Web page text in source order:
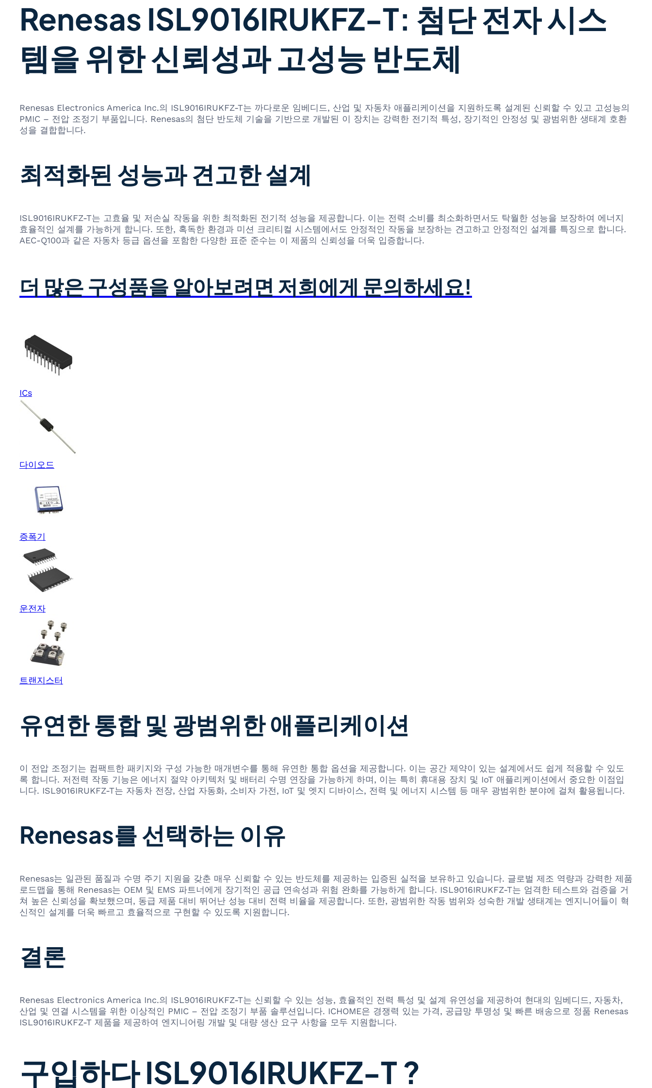
Renesas ISL9016IRUKFZ-T: 첨단 전자 시스
템을 위한 신뢰성과 고성능 반도체
Renesas Electronics America Inc.의 ISL9016IRUKFZ-T는 까다로운 임베디드, 산업 및 자동차 애플리케이션을 지원하도록 설계된 신뢰할 수 있고 고성능의
PMIC – 전압 조정기 부품입니다. Renesas의 첨단 반도체 기술을 기반으로 개발된 이 장치는 강력한 전기적 특성, 장기적인 안정성 및 광범위한 생태계 호환
성을 결합합니다.
최적화된 성능과 견고한 설계
ISL9016IRUKFZ-T는 고효율 및 저손실 작동을 위한 최적화된 전기적 성능을 제공합니다. 이는 전력 소비를 최소화하면서도 탁월한 성능을 보장하여 에너지
효율적인 설계를 가능하게 합니다. 또한, 혹독한 환경과 미션 크리티컬 시스템에서도 안정적인 작동을 보장하는 견고하고 안정적인 설계를 특징으로 합니다.
AEC-Q100과 같은 자동차 등급 옵션을 포함한 다양한 표준 준수는 이 제품의 신뢰성을 더욱 입증합니다.
더 많은 구성품을 알아보려면 저희에게 문의하세요!
ICs
다이오드
증폭기
운전자
트랜지스터
유연한 통합 및 광범위한 애플리케이션
이 전압 조정기는 컴팩트한 패키지와 구성 가능한 매개변수를 통해 유연한 통합 옵션을 제공합니다. 이는 공간 제약이 있는 설계에서도 쉽게 적용할 수 있도
록 합니다. 저전력 작동 기능은 에너지 절약 아키텍처 및 배터리 수명 연장을 가능하게 하며, 이는 특히 휴대용 장치 및 IoT 애플리케이션에서 중요한 이점입
니다. ISL9016IRUKFZ-T는 자동차 전장, 산업 자동화, 소비자 가전, IoT 및 엣지 디바이스, 전력 및 에너지 시스템 등 매우 광범위한 분야에 걸쳐 활용됩니다.
Renesas를 선택하는 이유
Renesas는 일관된 품질과 수명 주기 지원을 갖춘 매우 신뢰할 수 있는 반도체를 제공하는 입증된 실적을 보유하고 있습니다. 글로벌 제조 역량과 강력한 제품
로드맵을 통해 Renesas는 OEM 및 EMS 파트너에게 장기적인 공급 연속성과 위험 완화를 가능하게 합니다. ISL9016IRUKFZ-T는 엄격한 테스트와 검증을 거
쳐 높은 신뢰성을 확보했으며, 동급 제품 대비 뛰어난 성능 대비 전력 비율을 제공합니다. 또한, 광범위한 작동 범위와 성숙한 개발 생태계는 엔지니어들이 혁
신적인 설계를 더욱 빠르고 효율적으로 구현할 수 있도록 지원합니다.
결론
Renesas Electronics America Inc.의 ISL9016IRUKFZ-T는 신뢰할 수 있는 성능, 효율적인 전력 특성 및 설계 유연성을 제공하여 현대의 임베디드, 자동차,
산업 및 연결 시스템을 위한 이상적인 PMIC – 전압 조정기 부품 솔루션입니다. ICHOME은 경쟁력 있는 가격, 공급망 투명성 및 빠른 배송으로 정품 Renesas
ISL9016IRUKFZ-T 제품을 제공하여 엔지니어링 개발 및 대량 생산 요구 사항을 모두 지원합니다.
구입하다 ISL9016IRUKFZ-T ?